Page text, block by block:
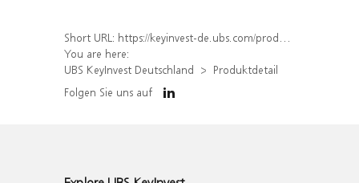
Short URL: https://keyinvest-de.ubs.com/produkt/detail/index/isin/DE000WA7YTM1
You are here:
UBS KeyInvest Deutschland
Produktdetail
Folgen Sie uns auf